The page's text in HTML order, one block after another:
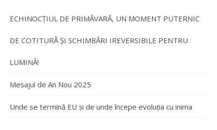
ECHINOCȚIUL DE PRIMĂVARĂ, UN MOMENT PUTERNIC
DE COTITURĂ ȘI SCHIMBĂRI IREVERSIBILE PENTRU
LUMINĂ!
Mesajul de An Nou 2025
Unde se termină EU și de unde începe evoluția cu inima